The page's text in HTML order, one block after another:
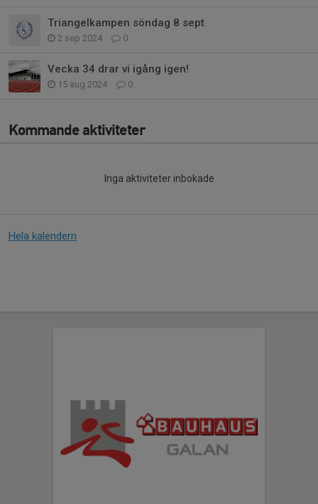
Triangelkampen söndag 8 sept
2 sep 2024 0
Vecka 34 drar vi igång igen!
15 aug 2024 0
Kommande aktiviteter
Inga aktiviteter inbokade
Hela kalendern